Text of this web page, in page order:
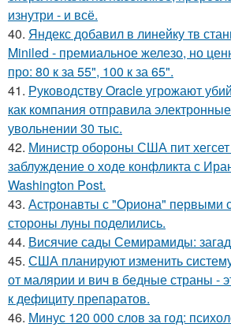
изнутри - и всё.
40. Яндекс добавил в линейку тв
Miniled - премиальное железо, но
про: 80 к за 55", 100 к за 65".
41. Руководству Oracle угрожают
как компания отправила
увольнении 30 тыс.
42. Министр обороны США пит
заблуждение о ходе конфликта с
Washington Post.
43. Астронавты с "Ориона" первыми
стороны луны поделились.
44. Висячие сады Семирамиды:
45. США планируют изменить
от малярии и вич в бедные страны -
к дефициту препаратов.
46. Минус 120 000 слов за год: